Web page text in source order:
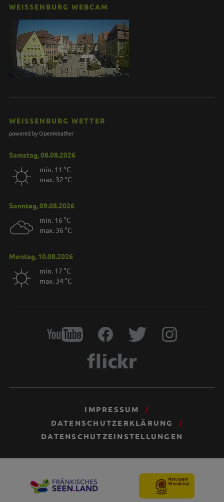
WEISSENBURG WEBCAM
WEISSENBURG WETTER
powered by OpenWeather
Samstag, 08.08.2026
min. 11 °C
max. 32 °C
Sonntag, 09.08.2026
min. 16 °C
max. 36 °C
Montag, 10.08.2026
min. 17 °C
max. 34 °C
IMPRESSUM
DATENSCHUTZERKLÄRUNG
DATENSCHUTZEINSTELLUNGEN